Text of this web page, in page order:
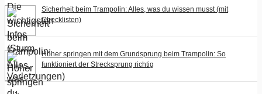
Sicherheit beim Trampolin: Alles, was du wissen musst (mit
Checklisten)
Höher springen mit dem Grundsprung beim Trampolin: So
funktioniert der Strecksprung richtig